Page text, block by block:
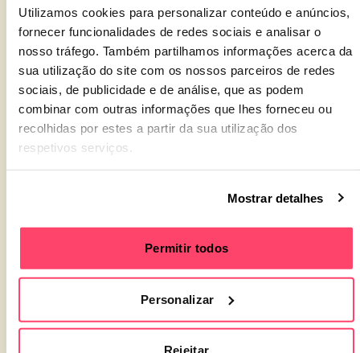
Utilizamos cookies para personalizar conteúdo e anúncios,
fornecer funcionalidades de redes sociais e analisar o
nosso tráfego. Também partilhamos informações acerca da
sua utilização do site com os nossos parceiros de redes
sociais, de publicidade e de análise, que as podem
combinar com outras informações que lhes forneceu ou
recolhidas por estes a partir da sua utilização dos
respetivos serviços.
Mostrar detalhes
Permitir todos
Personalizar
Rejeitar
2.16 A Promotora do Evento poderá recusar o acesso
ou a permanência na Área VIP, bem como o acesso a
alimentos e bebidas, aos titulares de bilhetes que se
apresentem, notória ou aparentemente, embriagados
ou sob o efeito de drogas e/ou causem perturbações
ao normal funcionamento deste espaço.
2.17 Não será permitido o acesso ao local do evento
após o horário estabelecido. Após esta hora, não
serão permitidas novas admissões e quaisquer
2.18 Não obstante o acima exposto, se forem
utilizados meios de pagamento sem numerário, quer
pagamento, devem ser retidos (juntamente com os